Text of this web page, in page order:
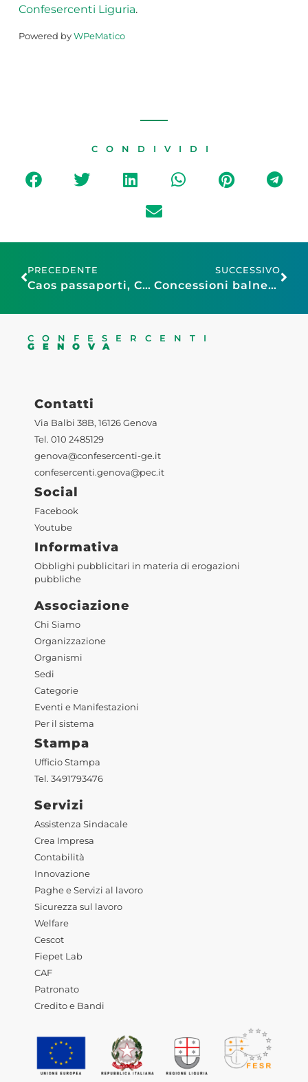
Confesercenti Liguria.
Powered by WPeMatico
CONDIVIDI
PRECEDENTE
Caos passaporti, Cordeglio (Assoviaggi): «Nella sola Liguria già persi oltre 2mila viaggi e 4 milioni di fatturato per i tour operator»
SUCCESSIVO
Concessioni balneari, Oneglio: «Fondamentale trovare un equilibrio tra esigenze europee e salvaguardia del settore»
CONFESERCENTI
GENOVA
Contatti
Via Balbi 38B, 16126 Genova
Tel. 010 2485129
genova@confesercenti-ge.it
confesercenti.genova@pec.it
Social
Facebook
Youtube
Informativa
Obblighi pubblicitari in materia di erogazioni
pubbliche
Associazione
Chi Siamo
Organizzazione
Organismi
Sedi
Categorie
Eventi e Manifestazioni
Per il sistema
Stampa
Ufficio Stampa
Tel. 3491793476
Servizi
Assistenza Sindacale
Crea Impresa
Contabilità
Innovazione
Paghe e Servizi al lavoro
Sicurezza sul lavoro
Welfare
Cescot
Fiepet Lab
CAF
Patronato
Credito e Bandi